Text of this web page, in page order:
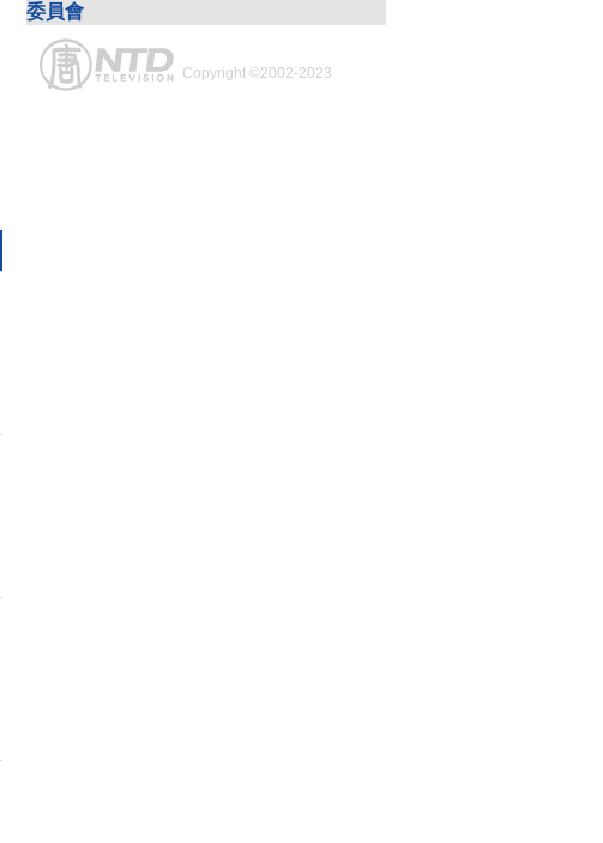
委員會
Copyright ©2002-2023